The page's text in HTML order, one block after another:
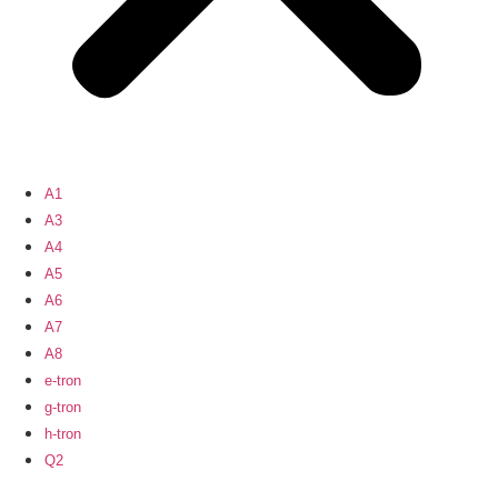
A1
A3
A4
A5
A6
A7
A8
e-tron
g-tron
h-tron
Q2